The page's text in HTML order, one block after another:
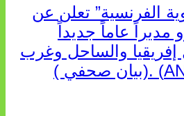
الفرنسية” تعلن عن
مديراً عاماً جديداً
والساحل وغرب